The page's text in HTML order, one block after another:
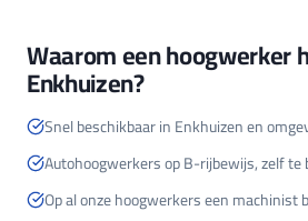
Waarom een hoogwerker
Enkhuizen?
Snel beschikbaar in Enkhuizen en
Autohoogwerkers op B-rijbewijs, zelf te
Op al onze hoogwerkers een machinist